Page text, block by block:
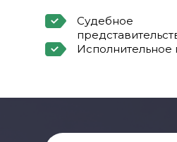
Судебное
Исполнительное